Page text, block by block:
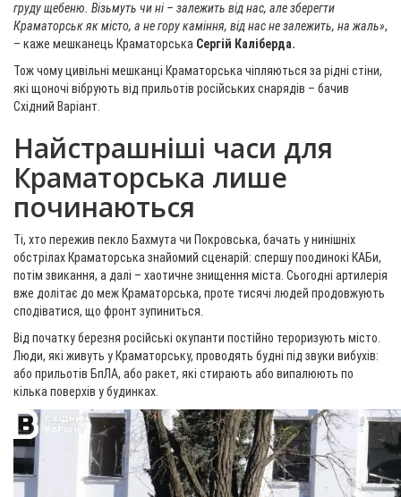
груду щебеню. Візьмуть чи ні – залежить від нас, але зберегти
Краматорськ як місто, а не гору каміння, від нас не залежить, на жаль»,
– каже мешканець Краматорська Сергій Каліберда.
Тож чому цивільні мешканці Краматорська чіпляються за рідні стіни,
які щоночі вібрують від прильотів російських снарядів – бачив
Східний Варіант.
Найстрашніші часи для
Краматорська лише
починаються
Ті, хто пережив пекло Бахмута чи Покровська, бачать у нинішніх
обстрілах Краматорська знайомий сценарій: спершу поодинокі КАБи,
потім звикання, а далі – хаотичне знищення міста. Сьогодні артилерія
вже долітає до меж Краматорська, проте тисячі людей продовжують
сподіватися, що фронт зупиниться.
Від початку березня російські окупанти постійно тероризують місто.
Люди, які живуть у Краматорську, проводять будні під звуки вибухів:
або прильотів БпЛА, або ракет, які стирають або випалюють по
кілька поверхів у будинках.